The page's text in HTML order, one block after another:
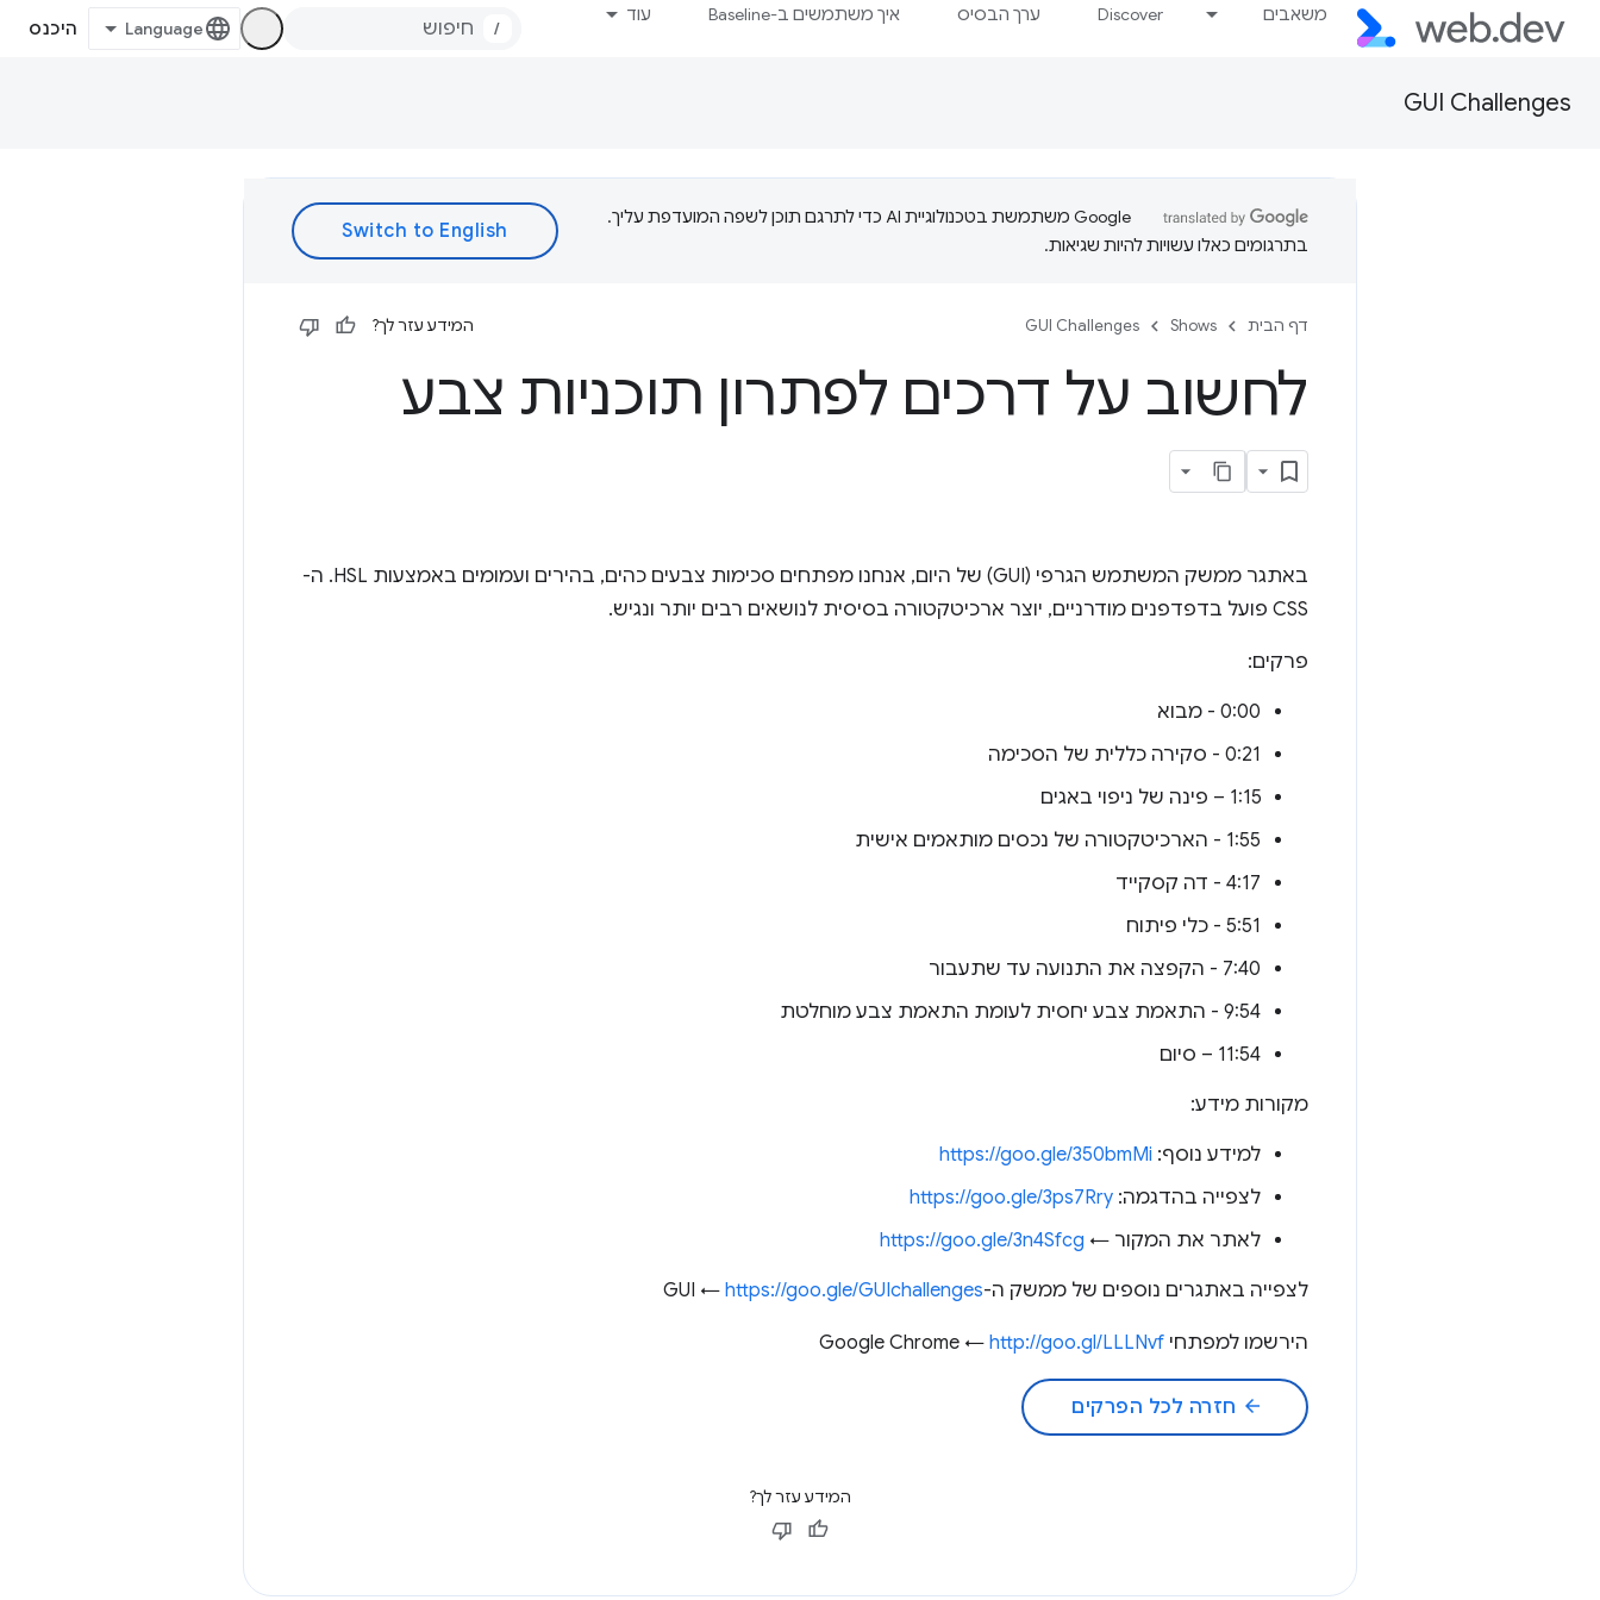
משאבים Discover ערך הבסיס איך משתמשים ב-Baseline עוד
/ היכנס
GUI Challenges
‫Google משתמשת בטכנולוגיית AI כדי לתרגם תוכן לשפה המועדפת עליך.
בתרגומים כאלו עשויות להיות שגיאות.
דף הבית Shows
GUI Challenges המידע עזר לך?
לחשוב על דרכים לפתרון תוכניות צבע
באתגר ממשק המשתמש הגרפי (GUI) של היום, אנחנו מפתחים סכימות צבעים כהים, בהירים ועמומים באמצעות HSL. ה-
CSS פועל בדפדפנים מודרניים, יוצר ארכיטקטורה בסיסית לנושאים רבים יותר ונגיש.
פרקים:
0:00 - מבוא
0:21 - סקירה כללית של הסכימה
1:15 – פינה של ניפוי באגים
1:55 - הארכיטקטורה של נכסים מותאמים אישית
4:17 - דה קסקייד
5:51 - כלי פיתוח
7:40 - הקפצה את התנועה עד שתעבור
9:54 - התאמת צבע יחסית לעומת התאמת צבע מוחלטת
11:54 – סיום
מקורות מידע:
למידע נוסף: https://goo.gle/350bmMi
לצפייה בהדגמה: https://goo.gle/3ps7Rry
לאתר את המקור ← https://goo.gle/3n4Sfcg
לצפייה באתגרים נוספים של ממשק ה-GUI ←https://goo.gle/GUIchallenges
הירשמו למפתחי Google Chrome ← http://goo.gl/LLLNvf
arrow_back חזרה לכל הפרקים
המידע עזר לך?